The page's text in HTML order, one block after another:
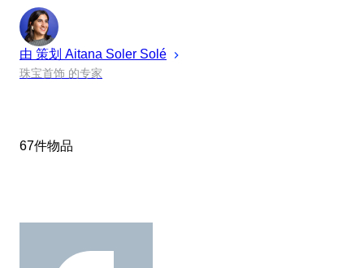
由 策划 Aitana Soler Solé
珠宝首饰 的专家
67件物品